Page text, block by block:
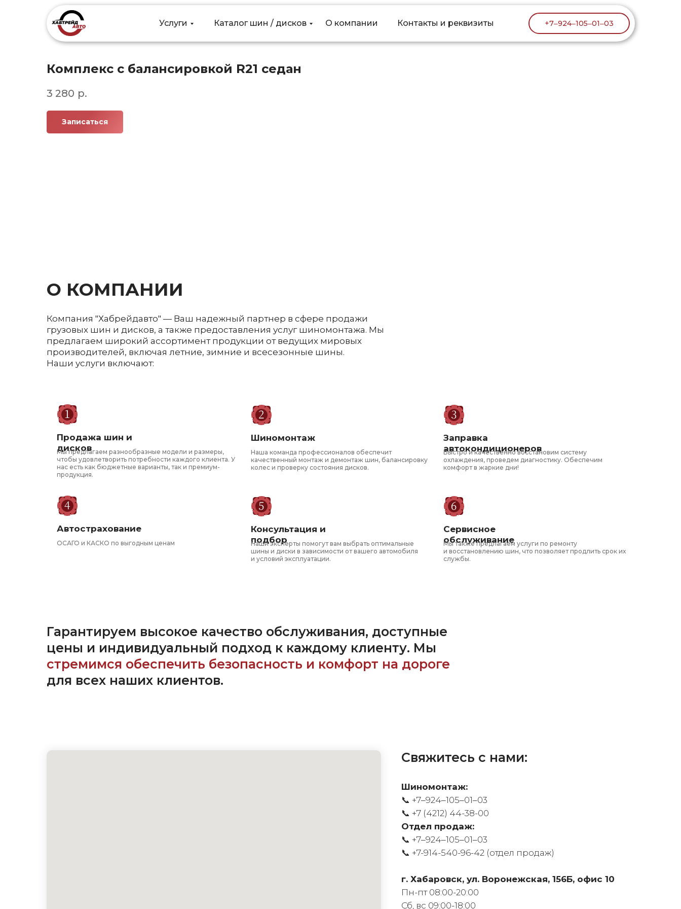
Услуги Каталог шин / дисков О компании Контакты и реквизиты +7‒924‒105‒01‒03
Услуги Каталог шин / дисков О компании Контакты и реквизиты +7‒924‒105‒01‒03
Комплекс с балансировкой R21 седан
3 280 р.
Записаться
О КОМПАНИИ
Компания "Хабрейдавто" — Ваш надежный партнер в сфере продажи
грузовых шин и дисков, а также предоставления услуг шиномонтажа. Мы
предлагаем широкий ассортимент продукции от ведущих мировых
производителей, включая летние, зимние и всесезонные шины.
Наши услуги включают:
Продажа шин и
дисков
Мы предлагаем разнообразные модели и размеры,
чтобы удовлетворить потребности каждого клиента. У
нас есть как бюджетные варианты, так и премиум-
продукция.
Шиномонтаж
Наша команда профессионалов обеспечит
качественный монтаж и демонтаж шин, балансировку
колес и проверку состояния дисков.
Заправка
автокондиционеров
Быстро и качественно восстановим систему
охлаждения, проведем диагностику. Обеспечим
комфорт в жаркие дни!
Автострахование
ОСАГО и КАСКО по выгодным ценам
Консультация и
подбор
Наши эксперты помогут вам выбрать оптимальные
шины и диски в зависимости от вашего автомобиля
и условий эксплуатации.
Сервисное
обслуживание
Мы также предлагаем услуги по ремонту
и восстановлению шин, что позволяет продлить срок их
службы.
Гарантируем высокое качество обслуживания, доступные
цены и индивидуальный подход к каждому клиенту. Мы
стремимся обеспечить безопасность и комфорт на дороге
для всех наших клиентов.
Свяжитесь с нами:
Шиномонтаж:
📞 +7‒924‒105‒01‒03
📞 +7 (4212) 44-38-00
Отдел продаж:
📞 +7‒924‒105‒01‒03
📞 +7-914-540-96-42 (отдел продаж)
г. Хабаровск, ул. Воронежская, 156Б, офис 10
Пн-пт 08:00-20:00
Сб, вс 09:00-18:00